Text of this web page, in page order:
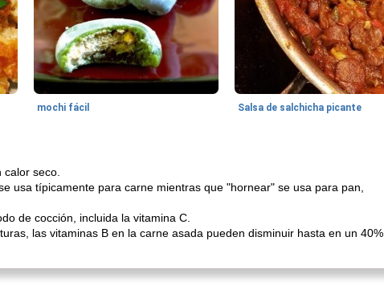
mochi fácil Salsa de salchicha picante
seco.
usa típicamente para carne mientras que "hornear" se usa para pan,
de cocción, incluida la vitamina C.
las vitaminas B en la carne asada pueden disminuir hasta en un 40%